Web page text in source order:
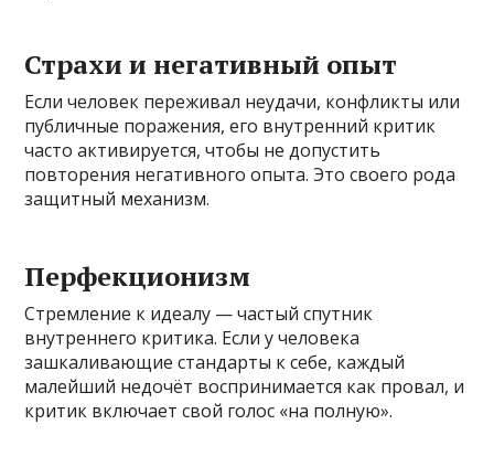
Страхи и негативный опыт
Если человек переживал неудачи, конфликты или
публичные поражения, его внутренний критик
часто активируется, чтобы не допустить
повторения негативного опыта. Это своего рода
защитный механизм.
Перфекционизм
Стремление к идеалу — частый спутник
внутреннего критика. Если у человека
зашкаливающие стандарты к себе, каждый
малейший недочёт воспринимается как провал, и
критик включает свой голос «на полную».